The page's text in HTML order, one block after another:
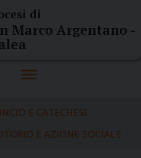
di
Marco Argentano -
E CATECHESI
E AZIONE SOCIALE